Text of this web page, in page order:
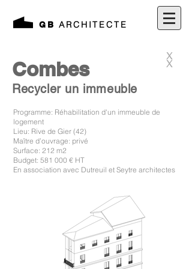
GBARCHITECTE
X
Combes
Recycler un immeuble
X
Programme: Réhabilitation d'un immeuble de
logement
Lieu: Rive de Gier (42)
Maître d’ouvrage: privé
Surface: 212 m2
Budget: 581 000 € HT
En association avec Dutreuil et Seytre architectes